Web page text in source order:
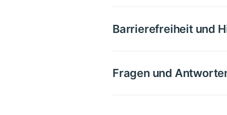
Barrierefreiheit und
Fragen und